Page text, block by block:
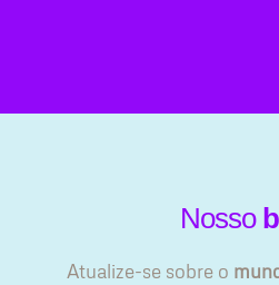
Nosso
Atualize-se sobre o